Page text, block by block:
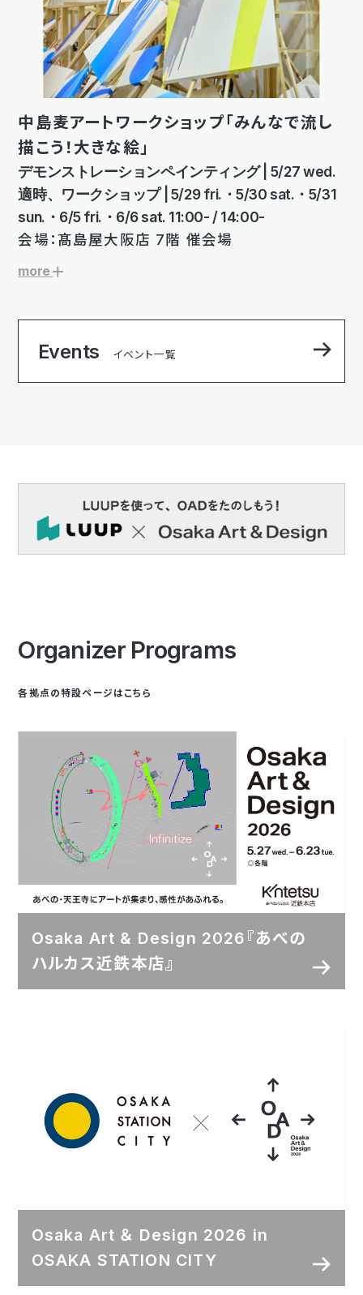
中島麦アートワークショップ「みんなで流し
描こう！大きな絵」
デモンストレーションペインティング | 5/27 wed.
適時、ワークショップ | 5/29 fri.・5/30 sat.・5/31
sun.・6/5 fri.・6/6 sat. 11:00- / 14:00-
会場：髙島屋大阪店 7階 催会場
more
Events イベント一覧
Organizer Programs
各拠点の特設ページはこちら
Osaka Art & Design 2026『あべの
ハルカス近鉄本店』
Osaka Art ＆ Design 2026 in
OSAKA STATION CITY